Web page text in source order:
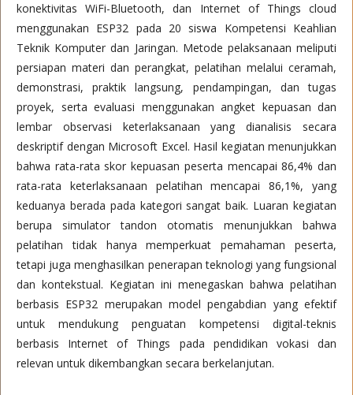
konektivitas WiFi-Bluetooth, dan Internet of Things cloud
menggunakan ESP32 pada 20 siswa Kompetensi Keahlian
Teknik Komputer dan Jaringan. Metode pelaksanaan meliputi
persiapan materi dan perangkat, pelatihan melalui ceramah,
demonstrasi, praktik langsung, pendampingan, dan tugas
proyek, serta evaluasi menggunakan angket kepuasan dan
lembar observasi keterlaksanaan yang dianalisis secara
deskriptif dengan Microsoft Excel. Hasil kegiatan menunjukkan
bahwa rata-rata skor kepuasan peserta mencapai 86,4% dan
rata-rata keterlaksanaan pelatihan mencapai 86,1%, yang
keduanya berada pada kategori sangat baik. Luaran kegiatan
berupa simulator tandon otomatis menunjukkan bahwa
pelatihan tidak hanya memperkuat pemahaman peserta,
tetapi juga menghasilkan penerapan teknologi yang fungsional
dan kontekstual. Kegiatan ini menegaskan bahwa pelatihan
berbasis ESP32 merupakan model pengabdian yang efektif
untuk mendukung penguatan kompetensi digital-teknis
berbasis Internet of Things pada pendidikan vokasi dan
relevan untuk dikembangkan secara berkelanjutan.